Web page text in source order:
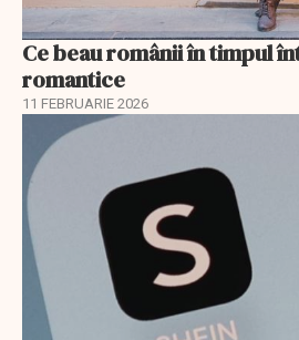
Ce beau românii în timpul
romantice
11 FEBRUARIE 2026